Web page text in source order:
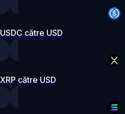
USDC către USD
XRP către USD